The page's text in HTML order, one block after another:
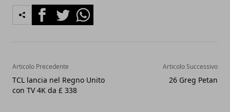
FacebookTwitterWhatsapp
Articolo Precedente
TCL lancia nel Regno Unito
con TV 4K da £ 338
Articolo Successivo
26 Greg Petan